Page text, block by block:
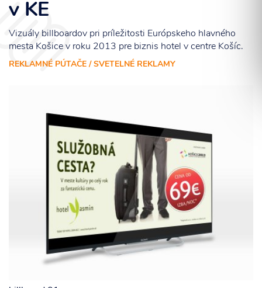
v KE
Vizuály billboardov pri príležitosti Európskeho hlavného
mesta Košice v roku 2013 pre biznis hotel v centre Košíc.
REKLAMNÉ PÚTAČE / SVETELNÉ REKLAMY
ODOSLAŤ